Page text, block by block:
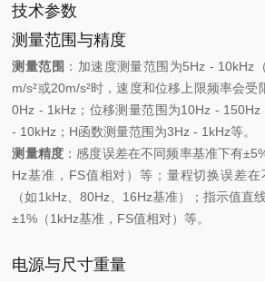
技术参数
测量范围与精度
测量范围 ：加速度测量范围为5Hz - 10kHz
m/s²或20m/s²时，速度和位移上限频率会受
0Hz - 1kHz；位移测量范围为10Hz -
- 10kHz；H函数测量范围为3Hz - 1kHz等。
测量精度 ：感度误差在不同频率基准下有
Hz基准，FS值相对）等；量程切换误差
（如1kHz、80Hz、16Hz基准）；指示值直
±1%（1kHz基准，FS值相对）等。
电源与尺寸重量